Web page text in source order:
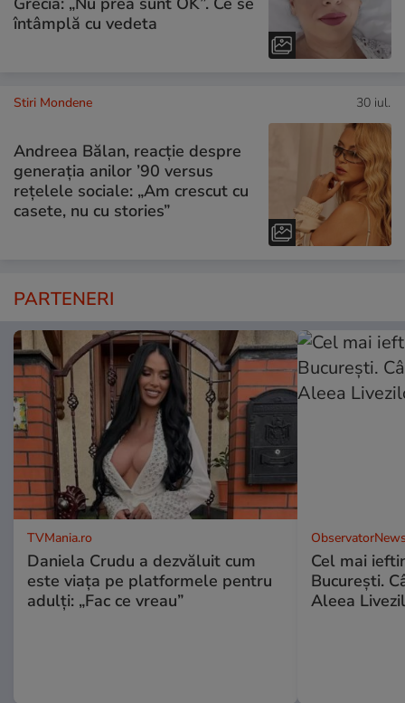
întâmplă cu vedeta
Stiri Mondene 30 iul.
Andreea Bălan, reacție despre
generația anilor ’90 versus
rețelele sociale: „Am crescut cu
casete, nu cu stories”
PARTENERI
TVMania.ro
Daniela Crudu a dezvăluit cum
este viața pe platformele pentru
adulți: „Fac ce vreau”
Cel mai
Bucureşti.
Aleea